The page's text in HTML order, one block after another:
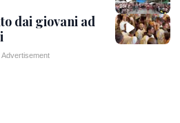
dai giovani ad